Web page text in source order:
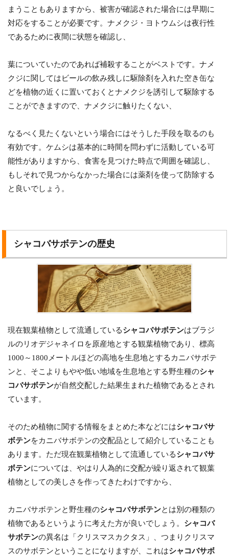
まうこともありますから、被害が確認された場合には早期に
対応をすることが必要です。ナメクジ・ヨトウムシは夜行性
であるために夜間に状態を確認し、
葉についていたのであれば補殺することがベストです。ナメ
クジに関してはビールの飲み残しに駆除剤を入れた空き缶な
どを植物の近くに置いておくとナメクジを誘引して駆除する
ことができますので、ナメクジに触りたくない、
なるべく見たくないという場合にはそうした手段を取るのも
有効です。ケムシは基本的に時間を問わずに活動している可
能性がありますから、食害を見つけた時点で周囲を確認し、
もしそれで見つからなかった場合には薬剤を使って防除する
と良いでしょう。
シャコバサボテンの歴史
現在観葉植物として流通しているシャコバサボテンはブラジ
ルのリオデジャネイロを原産地とする観葉植物であり、標高
1000～1800メートルほどの高地を生息地とするカニバサボテ
ンと、そこよりもやや低い地域を生息地とする野生種のシャ
コバサボテンが自然交配した結果生まれた植物であるとされ
ています。
そのため植物に関する情報をまとめた本などにはシャコバサ
ボテンをカニバサボテンの交配品として紹介していることも
あります。ただ現在観葉植物として流通しているシャコバサ
ボテンについては、やはり人為的に交配が繰り返されて観葉
植物としての美しさを作ってきたわけですから、
カニバサボテンと野生種のシャコバサボテンとは別の種類の
植物であるというように考えた方が良いでしょう。 シャコバ
サボテンの異名は「クリスマスカクタス」、つまりクリスマ
スのサボテンということになりますが、これはシャコバサボ